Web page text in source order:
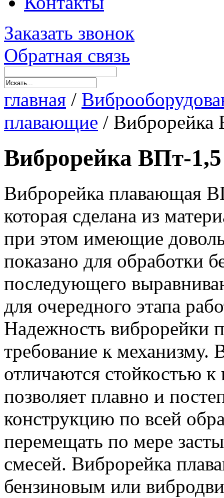
Заказать звонок
Обратная связь
главная /
плавающие / Виброрейка
Виброрейка ВПт-1,5
Виброрейка плавающая
которая сделана из
при этом имеющие
показано для обработки
последующего
для очередного этапа
Надежность виброрейки
требование к
отличаются стойкостью
позволяет плавно и
конструкцию по всей
перемещать по мере
смесей. Виброрейка
бензиновым или